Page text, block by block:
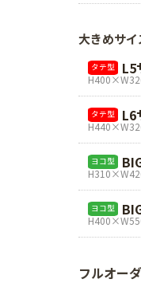
正方形 M
正方形 L
大きめサイ
タテ型 L5
タテ型 L6
ヨコ型
ヨコ型
フルオー